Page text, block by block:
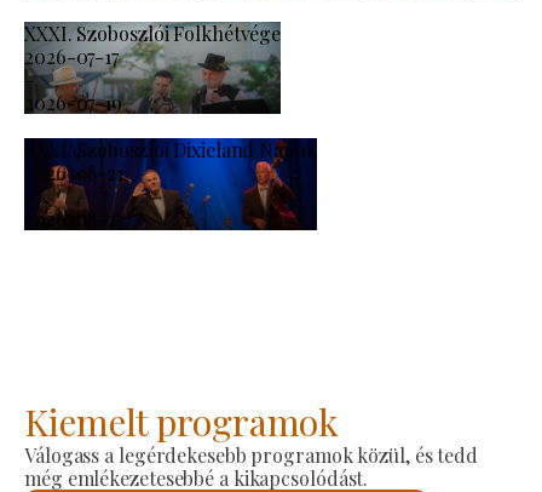
XXXI. Szoboszlói Folkhétvége
2026-07-17
-
2026-07-19
XXXI. Szoboszlói Dixieland Napok
2026-08-21
-
2026-08-23
Kiemelt programok
Válogass a legérdekesebb programok közül, és tedd
még emlékezetesebbé a kikapcsolódást.